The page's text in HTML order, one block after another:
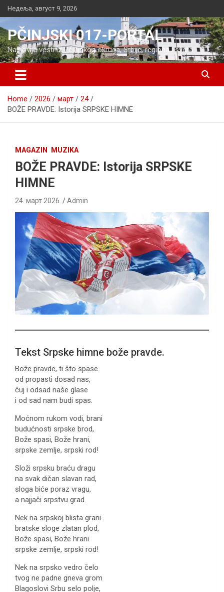
Skip
to
content
Недеља, август 9, 2026
PČINJSKI 017-PORTAL
Najnovije vesti iz Pčinjskog okruga, Srbije, regiona i sveta
Home 2026 март
24
BOŽE PRAVDE: Istorija SRPSKE HIMNE
MAGAZIN MUZIKA
BOŽE PRAVDE: Istorija SRPSKE
HIMNE
24. март 2026. Admin
Tekst Srpske himne bože pravde.
Bože pravde, ti što spase
od propasti dosad nas,
čuj i odsad naše glase
i od sad nam budi spas.
Moćnom rukom vodi, brani
budućnosti srpske brod,
Bože spasi, Bože hrani,
srpske zemlje, srpski rod!
Složi srpsku braću dragu
na svak dičan slavan rad,
sloga biće poraz vragu,
a najjači srpstvu grad.
Nek na srpskoj blista grani
bratske sloge zlatan plod,
Bože spasi, Bože hrani
srpske zemlje, srpski rod!
Nek na srpsko vedro čelo
tvog ne padne gneva grom
Blagoslovi Srbu selo polje,